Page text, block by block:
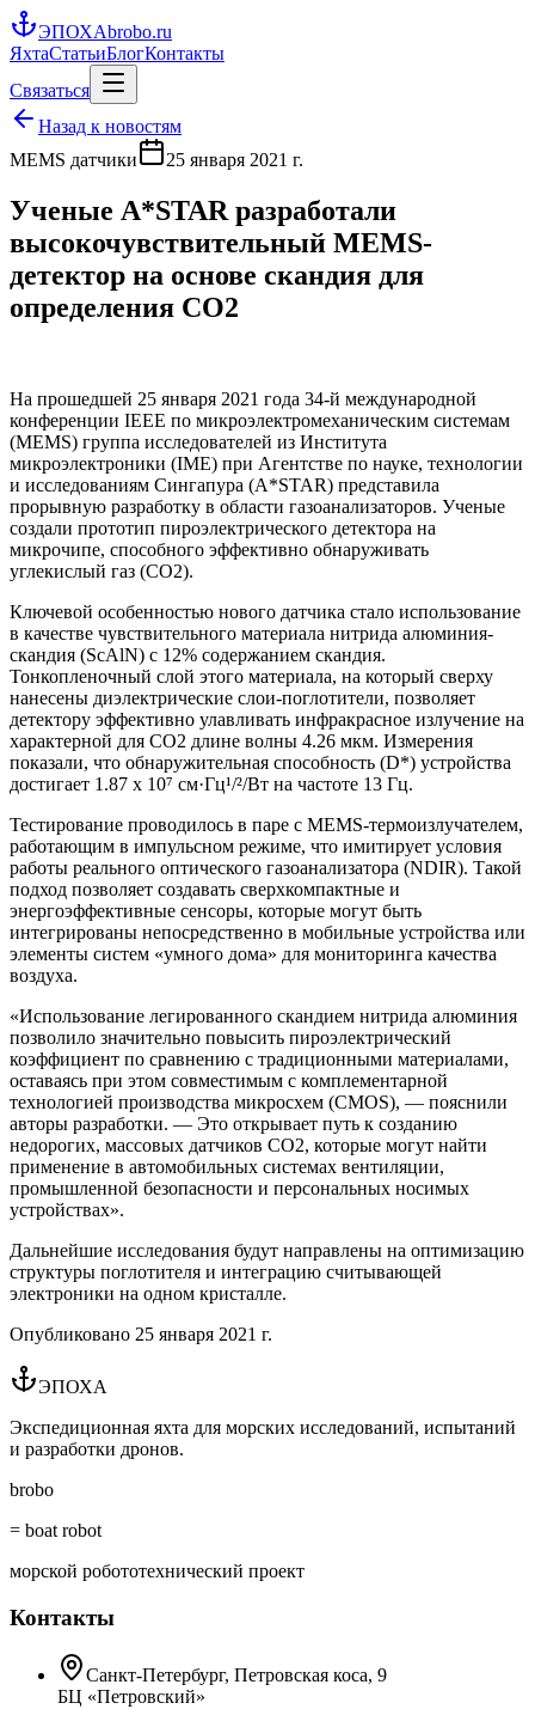
ЭПОХАbrobo.ru
ЯхтаСтатьиБлогКонтакты
Связаться
Назад к новостям
MEMS датчики
25 января 2021 г.
Ученые A*STAR разработали
высокочувствительный MEMS-
детектор на основе скандия для
определения CO2
На прошедшей 25 января 2021 года 34-й международной
конференции IEEE по микроэлектромеханическим системам
(MEMS) группа исследователей из Института
микроэлектроники (IME) при Агентстве по науке, технологии
и исследованиям Сингапура (A*STAR) представила
прорывную разработку в области газоанализаторов. Ученые
создали прототип пироэлектрического детектора на
микрочипе, способного эффективно обнаруживать
углекислый газ (CO2).
Ключевой особенностью нового датчика стало использование
в качестве чувствительного материала нитрида алюминия-
скандия (ScAlN) с 12% содержанием скандия.
Тонкопленочный слой этого материала, на который сверху
нанесены диэлектрические слои-поглотители, позволяет
детектору эффективно улавливать инфракрасное излучение на
характерной для CO2 длине волны 4.26 мкм. Измерения
показали, что обнаружительная способность (D*) устройства
достигает 1.87 x 10⁷ см·Гц¹/²/Вт на частоте 13 Гц.
Тестирование проводилось в паре с MEMS-термоизлучателем,
работающим в импульсном режиме, что имитирует условия
работы реального оптического газоанализатора (NDIR). Такой
подход позволяет создавать сверхкомпактные и
энергоэффективные сенсоры, которые могут быть
интегрированы непосредственно в мобильные устройства или
элементы систем «умного дома» для мониторинга качества
воздуха.
«Использование легированного скандием нитрида алюминия
позволило значительно повысить пироэлектрический
коэффициент по сравнению с традиционными материалами,
оставаясь при этом совместимым с комплементарной
технологией производства микросхем (CMOS), — пояснили
авторы разработки. — Это открывает путь к созданию
недорогих, массовых датчиков CO2, которые могут найти
применение в автомобильных системах вентиляции,
промышленной безопасности и персональных носимых
устройствах».
Дальнейшие исследования будут направлены на оптимизацию
структуры поглотителя и интеграцию считывающей
электроники на одном кристалле.
Опубликовано 25 января 2021 г.
ЭПОХА
Экспедиционная яхта для морских исследований, испытаний
и разработки дронов.
brobo
= boat robot
морской робототехнический проект
Контакты
Санкт-Петербург, Петровская коса, 9
БЦ «Петровский»